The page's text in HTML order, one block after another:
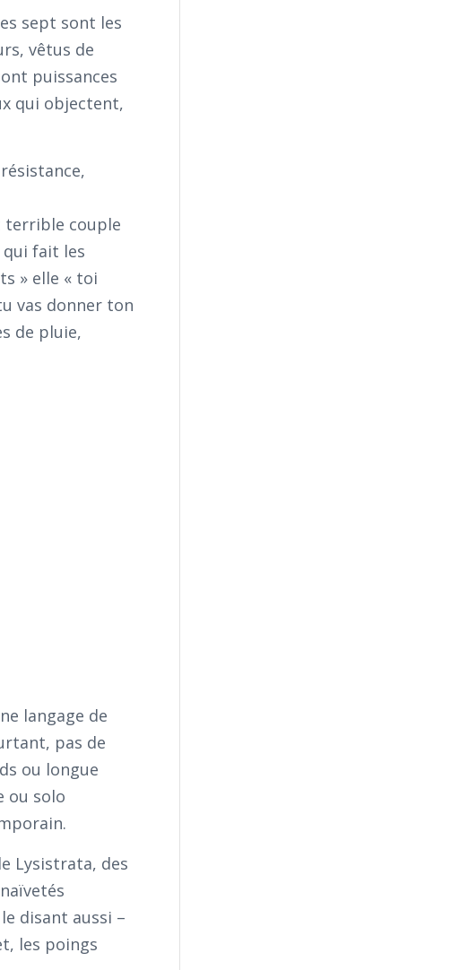
sept sont les
vêtus de
puissances
qui objectent,
terrible couple
qui fait les
» elle « toi
vas donner ton
de pluie,
langage de
pas de
ou longue
ou solo
Lysistrata, des
disant aussi –
les poings